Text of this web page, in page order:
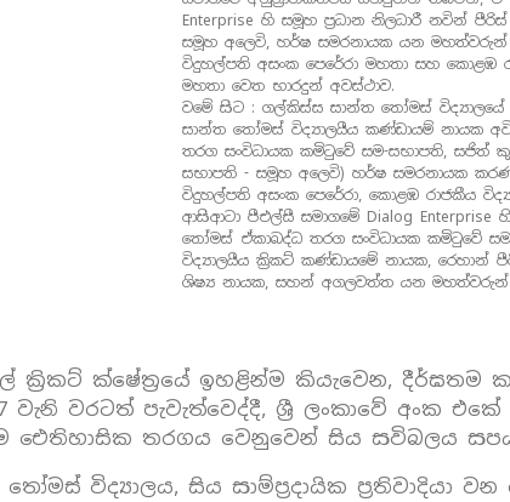
Enterprise හි සමූහ ප්‍රධාන නිලධාරී නවින්
සමූහ අලෙවි, හර්ෂ සමරනායක යන
විදුහල්පති අසංක පෙරේරා මහතා සහ කොළඹ
මහතා වෙත භාරදුන් අවස්ථාව.
වමේ සිට : ගල්කිස්ස සාන්ත තෝමස්
සාන්ත තෝමස් විද්‍යාලයීය කණ්ඩායම් නායක
තරග සංවිධායක කමිටුවේ සම-සභාපති,
සභාපති - සමූහ අලෙවි) හර්ෂ සමරනායක
විදුහල්පති අසංක පෙරේරා, කොළඹ රාජකීය
ආසිආටා පීඑල්සී සමාගමේ Dialog
තෝමස් ඒකාබද්ධ තරග සංවිධායක කමිටුවේ
විද්‍යාලයීය ක්‍රිකට් කණ්ඩායමේ නායක, රෙහාන්
ශිෂ්‍ය නායක, සහන් අගලවත්ත යන මහත්වරුන්
ක්‍රිකට් ක්ෂේත්‍රයේ ඉහළින්ම කියැවෙන,
වැනි වරටත් පැවැත්වෙද්දී, ශ්‍රී ලංකාවේ අංක
ඓතිහාසික තරගය වෙනුවෙන් සිය සවිබලය
විද්‍යාලය, සිය සාම්ප්‍රදායික ප්‍රතිවාදියා